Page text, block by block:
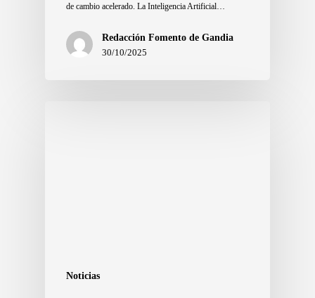
de cambio acelerado. La Inteligencia Artificial…
Redacción Fomento de Gandia
30/10/2025
Noticias